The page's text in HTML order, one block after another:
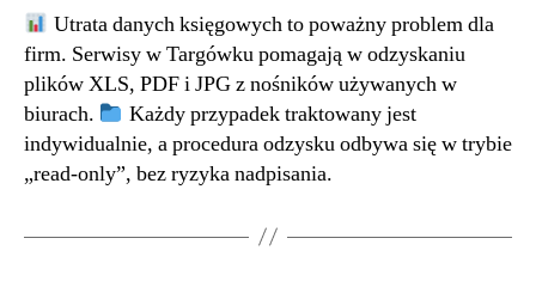
Utrata danych księgowych to poważny problem dla
firm. Serwisy w Targówku pomagają w odzyskaniu
plików XLS, PDF i JPG z nośników używanych w
biurach.
Każdy przypadek traktowany jest
indywidualnie, a procedura odzysku odbywa się w trybie
„read-only”, bez ryzyka nadpisania.